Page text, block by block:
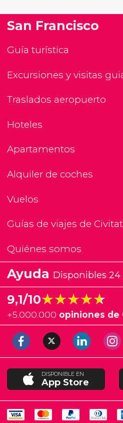
San Francisco
Guía turística
Excursiones y visitas
Traslados aeropuerto
Hoteles
Apartamentos
Alquiler de coches
Vuelos
Guías de viajes de
Quiénes somos
Ayuda Disponibles 24
9,1/10★★★★★
★★★★★
+5.000.000 opiniones de
DISPONIBLE EN
App Store